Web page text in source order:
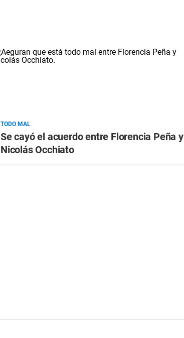
TODO MAL
Se cayó el acuerdo entre Florencia Peña y
Nicolás Occhiato